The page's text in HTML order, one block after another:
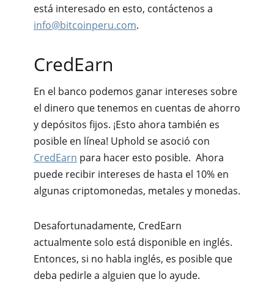
está interesado en esto, contáctenos a
info@bitcoinperu.com.
CredEarn
En el banco podemos ganar intereses sobre
el dinero que tenemos en cuentas de ahorro
y depósitos fijos. ¡Esto ahora también es
posible en línea! Uphold se asoció con
CredEarn para hacer esto posible. Ahora
puede recibir intereses de hasta el 10% en
algunas criptomonedas, metales y monedas.
Desafortunadamente, CredEarn
actualmente solo está disponible en inglés.
Entonces, si no habla inglés, es posible que
deba pedirle a alguien que lo ayude.